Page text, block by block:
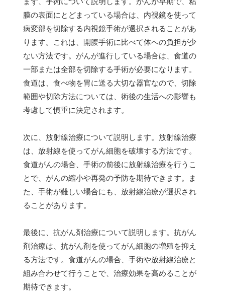
膜の表面にとどまっている場合は、内視鏡を使って
病変部を切除する内視鏡手術が選択されることがあ
ります。これは、開腹手術に比べて体への負担が少
ない方法です。がんが進行している場合は、食道の
一部または全部を切除する手術が必要になります。
食道は、食べ物を胃に送る大切な器官なので、切除
範囲や切除方法については、術後の生活への影響も
考慮して慎重に決定されます。
次に、放射線治療について説明します。放射線治療
は、放射線を使ってがん細胞を破壊する方法です。
食道がんの場合、手術の前後に放射線治療を行うこ
とで、がんの縮小や再発の予防を期待できます。ま
た、手術が難しい場合にも、放射線治療が選択され
ることがあります。
最後に、抗がん剤治療について説明します。抗がん
剤治療は、抗がん剤を使ってがん細胞の増殖を抑え
る方法です。食道がんの場合、手術や放射線治療と
組み合わせて行うことで、治療効果を高めることが
期待できます。